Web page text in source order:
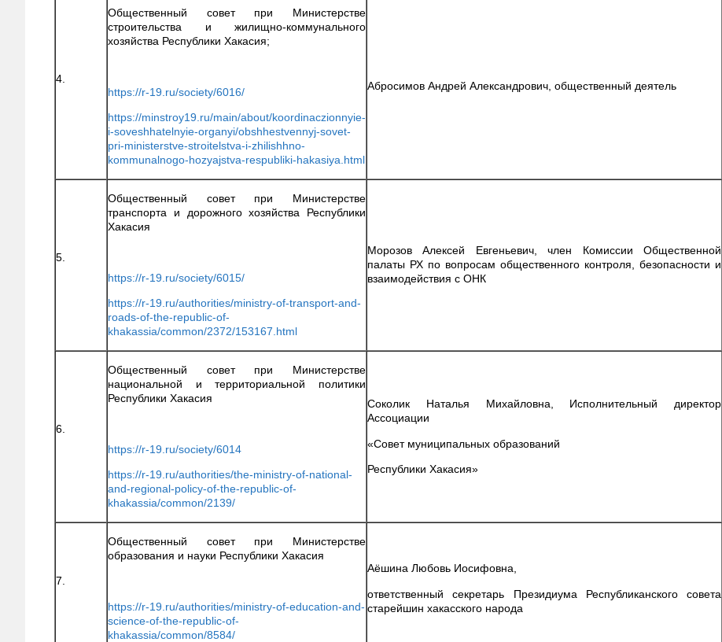
4.
Общественный совет при Министерстве
строительства и жилищно-коммунального
хозяйства Республики Хакасия;
https://r-19.ru/society/6016/
https://minstroy19.ru/main/about/koordinaczionnyie-
i-soveshhatelnyie-organyi/obshhestvennyj-sovet-
pri-ministerstve-stroitelstva-i-zhilishhno-
kommunalnogo-hozyajstva-respubliki-hakasiya.html
Абросимов Андрей Александрович, общественный деятель
5.
Общественный совет при Министерстве
транспорта и дорожного хозяйства Республики
Хакасия
https://r-19.ru/society/6015/
https://r-19.ru/authorities/ministry-of-transport-and-
roads-of-the-republic-of-
khakassia/common/2372/153167.html
Морозов Алексей Евгеньевич, член Комиссии Общественной
палаты РХ по вопросам общественного контроля, безопасности и
взаимодействия с ОНК
6.
Общественный совет при Министерстве
национальной и территориальной политики
Республики Хакасия
https://r-19.ru/society/6014
https://r-19.ru/authorities/the-ministry-of-national-
and-regional-policy-of-the-republic-of-
khakassia/common/2139/
Соколик Наталья Михайловна, Исполнительный директор
Ассоциации
«Совет муниципальных образований
Республики Хакасия»
7.
Общественный совет при Министерстве
образования и науки Республики Хакасия
https://r-19.ru/authorities/ministry-of-education-and-
science-of-the-republic-of-
khakassia/common/8584/
Аёшина Любовь Иосифовна,
ответственный секретарь Президиума Республиканского совета
старейшин хакасского народа